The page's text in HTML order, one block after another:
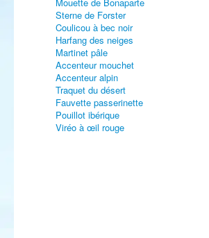
Sterne de Forster
Coulicou à bec noir
Harfang des neiges
Martinet pâle
Accenteur mouchet
Accenteur alpin
Traquet du désert
Fauvette passerinette
Pouillot ibérique
Viréo à œil rouge